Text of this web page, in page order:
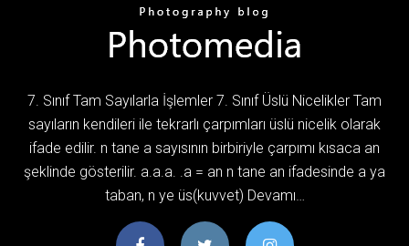
7. Sınıf Tam Sayılarla İşlemler 7. Sınıf Üslü Nicelikler Tam
sayıların kendileri ile tekrarlı çarpımları üslü nicelik olarak
ifade edilir. n tane a sayısının birbiriyle çarpımı kısaca an
şeklinde gösterilir. a.a.a. .a = an n tane an ifadesinde a ya
taban, n ye üs(kuvvet) Devamı…